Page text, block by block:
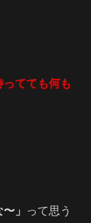
ってても何も
」
って思う